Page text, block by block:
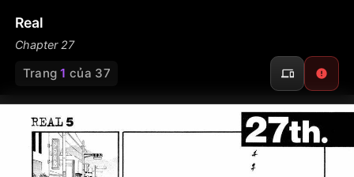
Real
Chapter 27
Trang1 của 37